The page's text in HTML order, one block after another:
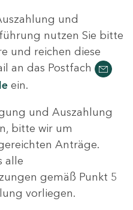
und
nutzen Sie bitte
und reichen diese
an das Postfach
ein.
und Auszahlung
bitte wir um
Anträge.
alle
gemäß Punkt 5
vorliegen.